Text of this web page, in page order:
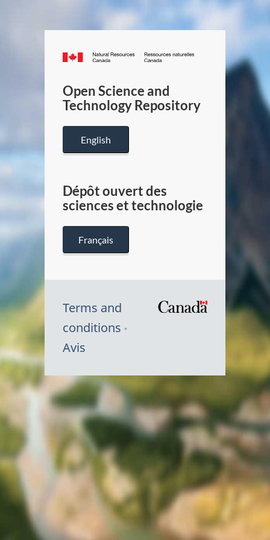
Canada.ca
/
Canada
Open Science and
Technology Repository
English
Dépôt ouvert des
sciences et technologie
Français
Terms and
conditions
Avis
Canada